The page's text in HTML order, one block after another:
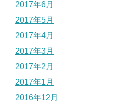
2017年6月
2017年5月
2017年4月
2017年3月
2017年2月
2017年1月
2016年12月